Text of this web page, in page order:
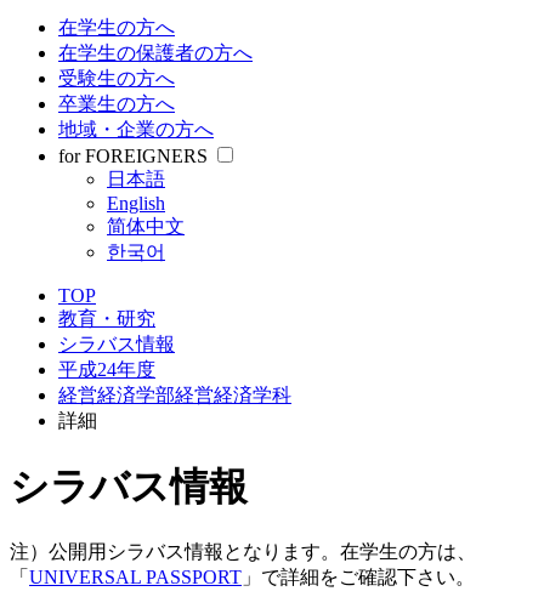
在学生の方へ
在学生の保護者の方へ
受験生の方へ
卒業生の方へ
地域・企業の方へ
for FOREIGNERS
日本語
English
简体中文
한국어
TOP
教育・研究
シラバス情報
平成24年度
経営経済学部経営経済学科
詳細
シラバス情報
注）公開用シラバス情報となります。在学生の方は、
「 UNIVERSAL PASSPORT 」で詳細をご確認下さい。